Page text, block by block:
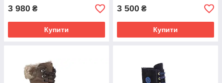
3 980 ₴
Купити
3 500 ₴
Купити